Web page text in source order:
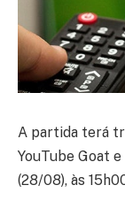
A partida terá
YouTube Goat
(28/08), às